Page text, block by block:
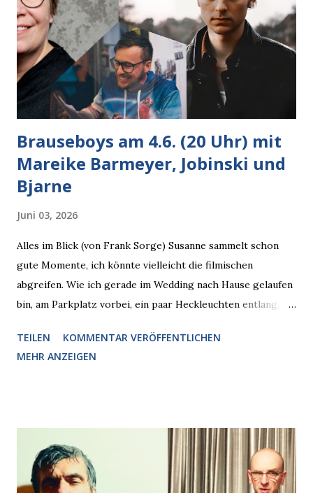
Brauseboys am 4.6. (20 Uhr) mit
Mareike Barmeyer, Jobinski und
Bjarne
Juni 03, 2026
Alles im Blick (von Frank Sorge) Susanne sammelt schon
gute Momente, ich könnte vielleicht die filmischen
abgreifen. Wie ich gerade im Wedding nach Hause gelaufen
bin, am Parkplatz vorbei, ein paar Heckleuchten entlang, als
den Blick kam, mit verlockend frisch leuchtenden
Pizzastücken. Von links pirschte sich eine Krähe an das
Krähe und ihn an, er die Krähe und mich, wir lächelten
gleichzeitig amüsiert. “Vorsicht!”, sagte ich zu ihm, “im
Wedding muss man immer aufpassen!” “Mach ich!”,
TEILEN
KOMMENTAR VERÖFFENTLICHEN
MEHR ANZEIGEN